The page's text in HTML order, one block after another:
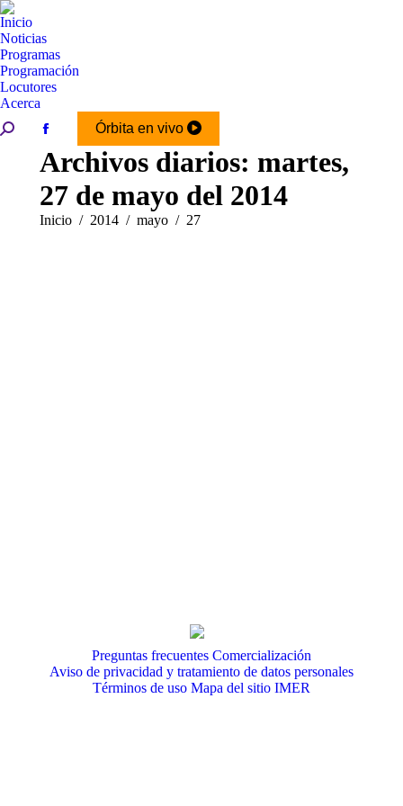
Inicio
Noticias
Programas
Programación
Locutores
Acerca
Buscar:
Facebook
page
opens
in
new
Órbita en vivo
Archivos diarios: martes,
27 de mayo del 2014
Estás aquí:
Inicio 2014 mayo 27
Preguntas frecuentes Comercialización
Aviso de privacidad y tratamiento de datos personales
Términos de uso Mapa del sitio IMER